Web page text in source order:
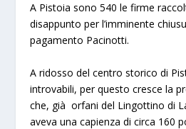
A Pistoia sono 540 le firme
disappunto per l’imminente
pagamento Pacinotti.
A ridosso del centro storico di
introvabili, per questo cresce la
che, già orfani del Lingottino di
aveva una capienza di circa 160